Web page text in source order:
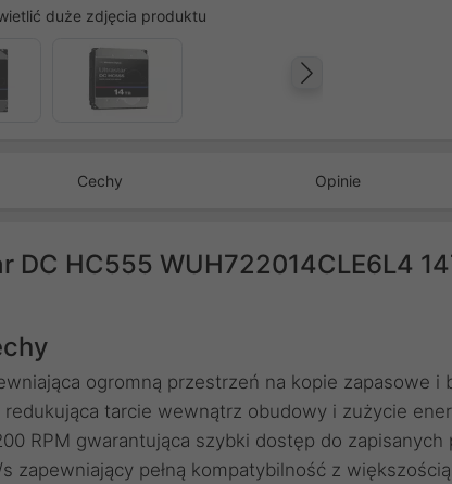
duże zdjęcia produktu
Cechy Opinie
DC HC555 WUH722014CLE6L4
ogromną przestrzeń na kopie zapasowe i
redukująca tarcie wewnątrz obudowy i zużycie
RPM gwarantująca szybki dostęp do zapisanych
zapewniający pełną kompatybilność z